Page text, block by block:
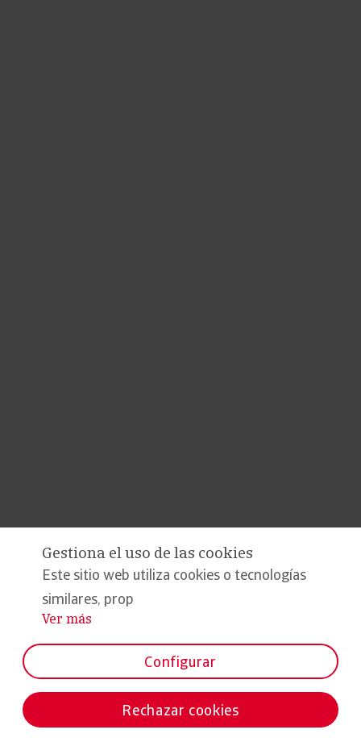
Gestiona el uso de las cookies
Este sitio web utiliza cookies o tecnologías
similares, prop
...
Ver más
Configurar
Rechazar cookies